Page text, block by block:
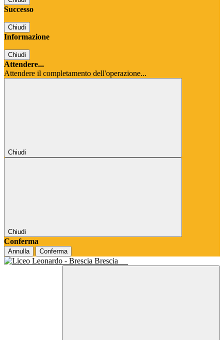
Successo
Chiudi
Informazione
Chiudi
Attendere...
Attendere il completamento dell'operazione...
Chiudi
Chiudi
Conferma
Annulla Conferma
Brescia